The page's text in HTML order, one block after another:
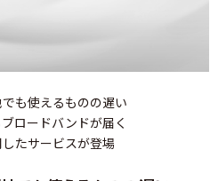
も使えるものの遅い
ロードバンドが届く
たサービスが登場